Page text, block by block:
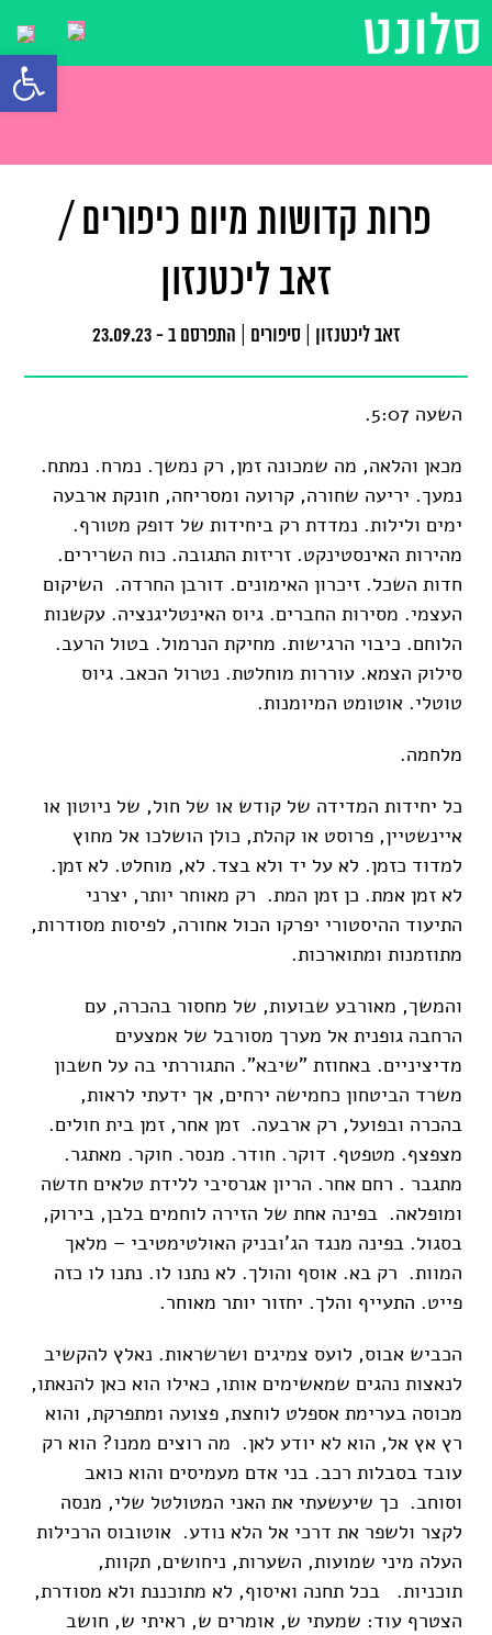
פתח
פרות קדושות מיום כיפורים /
זאב ליכטנזון
זאב ליכטנזון סיפורים התפרסם ב - 23.09.23
השעה 5:07.
מכאן והלאה, מה שמכונה זמן, רק נמשך. נמרח. נמתח.
נמעך. יריעה שחורה, קרועה ומסריחה, חונקת ארבעה
ימים ולילות. נמדדת רק ביחידות של דופק מטורף.
מהירות האינסטינקט. זריזות התגובה. כוח השרירים.
חדות השכל. זיכרון האימונים. דורבן החרדה. השיקום
העצמי. מסירות החברים. גיוס האינטליגנציה. עקשנות
הלוחם. כיבוי הרגישות. מחיקת הנרמול. בטול הרעב.
סילוק הצמא. עוררות מוחלטת. נטרול הכאב. גיוס
טוטלי. אוטומט המיומנות.
מלחמה.
כל יחידות המדידה של קודש או של חול, של ניוטון או
איינשטיין, פרוסט או קהלת, כולן הושלכו אל מחוץ
למדוד כזמן. לא על יד ולא בצד. לא, מוחלט. לא זמן.
לא זמן אמת. כן זמן המת. רק מאוחר יותר, יצרני
התיעוד ההיסטורי יפרקו הכול אחורה, לפיסות מסודרות,
מתוזמנות ומתוארכות.
והמשך, מאורבע שבועות, של מחסור בהכרה, עם
הרחבה גופנית אל מערך מסורבל של אמצעים
מדיציניים. באחוזת "שיבא". התגוררתי בה על חשבון
משרד הביטחון כחמישה ירחים, אך ידעתי לראות,
בהכרה ובפועל, רק ארבעה. זמן אחר, זמן בית חולים.
מצפצף. מטפטף. דוקר. חודר. מנסר. חוקר. מאתגר.
מתגבר . רחם אחר. הריון אגרסיבי ללידת טלאים חדשה
ומופלאה. בפינה אחת של הזירה לוחמים בלבן, בירוק,
בסגול. בפינה מנגד הג'ובניק האולטימטיבי – מלאך
המוות. רק בא. אוסף והולך. לא נתנו לו. נתנו לו כזה
פייט. התעייף והלך. יחזור יותר מאוחר.
הכביש אבוס, לועס צמיגים ושרשראות. נאלץ להקשיב
לנאצות נהגים שמאשימים אותו, כאילו הוא כאן להנאתו,
מכוסה בערימת אספלט לוחצת, פצועה ומתפרקת, והוא
רץ אץ אל, הוא לא יודע לאן. מה רוצים ממנו? הוא רק
עובד בסבלות רכב. בני אדם מעמיסים והוא כואב
וסוחב. כך שיעשעתי את האני המטולטל שלי, מנסה
לקצר ולשפר את דרכי אל הלא נודע. אוטובוס הרכילות
העלה מיני שמועות, השערות, ניחושים, תקוות,
תוכניות. בכל תחנה ואיסוף, לא מתוכננת ולא מסודרת,
הצטרף עוד: שמעתי ש, אומרים ש, ראיתי ש, חושב